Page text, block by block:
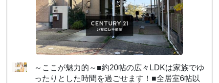
～ここが魅力的～■約20帖の広々LDKは家族でゆ
ったりとした時間を過ごせます！■全居室6帖以